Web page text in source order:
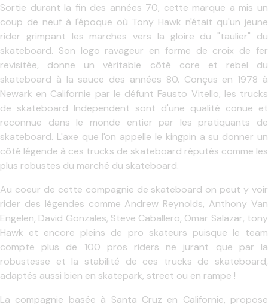
Sortie durant la fin des années 70, cette marque a mis un
coup de neuf à l'époque où Tony Hawk n'était qu'un jeune
rider grimpant les marches vers la gloire du "taulier" du
skateboard. Son logo ravageur en forme de croix de fer
revisitée, donne un véritable côté core et rebel du
skateboard à la sauce des années 80. Conçus en 1978 à
Newark en Californie par le défunt Fausto Vitello, les trucks
de skateboard Independent sont d'une qualité conue et
reconnue dans le monde entier par les pratiquants de
skateboard. L'axe que l'on appelle le kingpin a su donner un
côté légende à ces trucks de skateboard réputés comme les
plus robustes du marché du skateboard.
Au coeur de cette compagnie de skateboard on peut y voir
rider des légendes comme Andrew Reynolds, Anthony Van
Engelen, David Gonzales, Steve Caballero, Omar Salazar, tony
Hawk et encore pleins de pro skateurs puisque le team
compte plus de 100 pros riders ne jurant que par la
robustesse et la stabilité de ces trucks de skateboard,
adaptés aussi bien en skatepark, street ou en rampe !
La compagnie basée à Santa Cruz en Californie, propose